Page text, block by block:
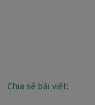
Chia sẻ bài viết: